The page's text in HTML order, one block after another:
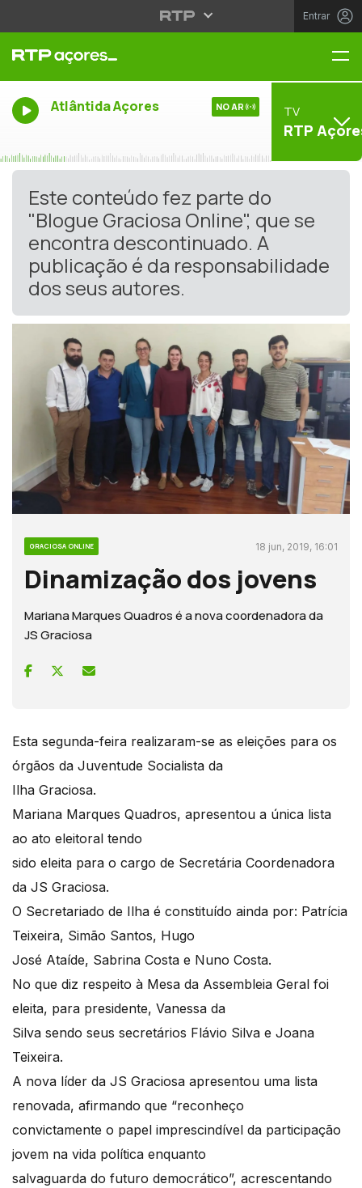
Entrar
Atlântida Açores NO AR TV
RTP
Este conteúdo fez parte do
"Blogue Graciosa Online", que se
encontra descontinuado. A
publicação é da responsabilidade
dos seus autores.
GRACIOSA ONLINE 18 jun, 2019, 16:01
Dinamização dos jovens
Mariana Marques Quadros é a nova coordenadora da
JS Graciosa
Esta segunda-feira realizaram-se as eleições para os
órgãos da Juventude Socialista da
Ilha Graciosa.
Mariana Marques Quadros, apresentou a única lista
ao ato eleitoral tendo
sido eleita para o cargo de Secretária Coordenadora
da JS Graciosa.
O Secretariado de Ilha é constituído ainda por: Patrícia
Teixeira, Simão Santos, Hugo
José Ataíde, Sabrina Costa e Nuno Costa.
No que diz respeito à Mesa da Assembleia Geral foi
eleita, para presidente, Vanessa da
Silva sendo seus secretários Flávio Silva e Joana
Teixeira.
A nova líder da JS Graciosa apresentou uma lista
renovada, afirmando que “reconheço
convictamente o papel imprescindível da participação
jovem na vida política enquanto
salvaguarda do futuro democrático”, acrescentando